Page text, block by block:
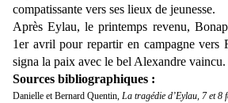
compatissante vers ses lieux de jeunesse.
Après Eylau, le printemps revenu,
1er avril pour repartir en campagne
signa la paix avec le bel Alexandre
Sources bibliographiques :
Danielle et Bernard Quentin, La tragédie d’Eylau, 7 et 8